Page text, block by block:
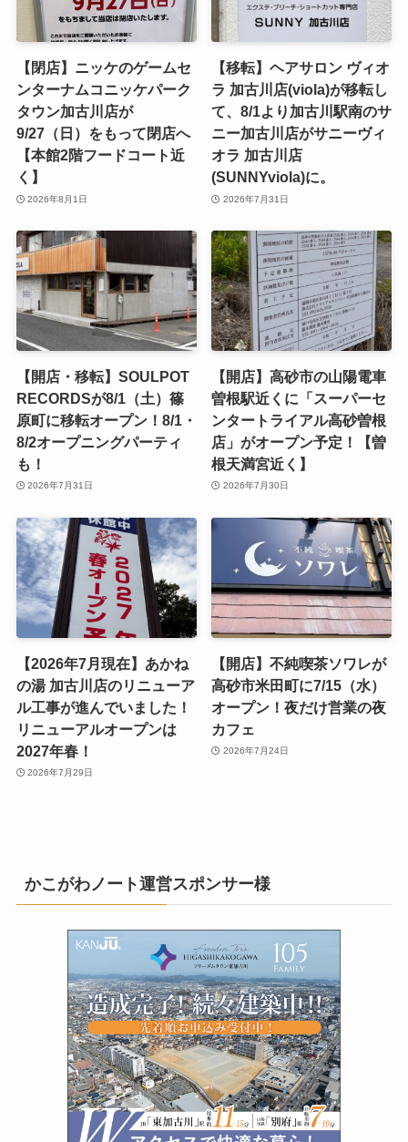
【閉店】ニッケのゲームセ
ンターナムコニッケパーク
タウン加古川店が
9/27（日）をもって閉店へ
【本館2階フードコート近
く】
2026年8月1日
【移転】ヘアサロン ヴィオ
ラ 加古川店(viola)が移転し
て、8/1より加古川駅南のサ
ニー加古川店がサニーヴィ
オラ 加古川店
(SUNNYviola)に。
2026年7月31日
【開店・移転】SOULPOT
RECORDSが8/1（土）篠
原町に移転オープン！8/1・
8/2オープニングパーティ
も！
2026年7月31日
【開店】高砂市の山陽電車
曽根駅近くに「スーパーセ
ンタートライアル高砂曽根
店」がオープン予定！【曽
根天満宮近く】
2026年7月30日
【2026年7月現在】あかね
の湯 加古川店のリニューア
ル工事が進んでいました！
リニューアルオープンは
2027年春！
2026年7月29日
【開店】不純喫茶ソワレが
高砂市米田町に7/15（水）
オープン！夜だけ営業の夜
カフェ
2026年7月24日
かこがわノート運営スポンサー様